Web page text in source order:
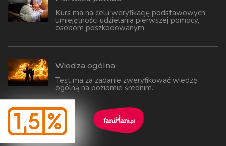
Kurs ma na celu weryfikację podstawowych
umiejętności udzielania pierwszej pomocy,
osobom poszkodowanym.
Wiedza ogólna
Test ma za zadanie zweryfikować wiedzę
ogólną na poziomie średnim.